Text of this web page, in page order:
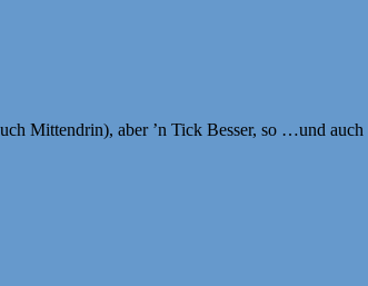
Mittendrin), aber ’n Tick Besser, so …und auch